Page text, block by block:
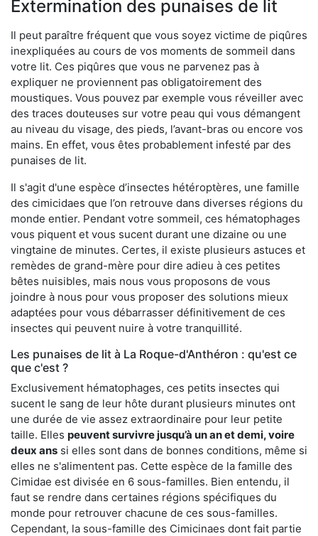
Extermination des punaises de lit
Il peut paraître fréquent que vous soyez victime de piqûres
inexpliquées au cours de vos moments de sommeil dans
votre lit. Ces piqûres que vous ne parvenez pas à
expliquer ne proviennent pas obligatoirement des
moustiques. Vous pouvez par exemple vous réveiller avec
des traces douteuses sur votre peau qui vous démangent
au niveau du visage, des pieds, l’avant-bras ou encore vos
mains. En effet, vous êtes probablement infesté par des
punaises de lit.
Il s'agit d'une espèce d’insectes hétéroptères, une famille
des cimicidaes que l’on retrouve dans diverses régions du
monde entier. Pendant votre sommeil, ces hématophages
vous piquent et vous sucent durant une dizaine ou une
vingtaine de minutes. Certes, il existe plusieurs astuces et
remèdes de grand-mère pour dire adieu à ces petites
bêtes nuisibles, mais nous vous proposons de vous
joindre à nous pour vous proposer des solutions mieux
adaptées pour vous débarrasser définitivement de ces
insectes qui peuvent nuire à votre tranquillité.
Les punaises de lit à La Roque-d'Anthéron : qu'est ce
que c'est ?
Exclusivement hématophages, ces petits insectes qui
sucent le sang de leur hôte durant plusieurs minutes ont
une durée de vie assez extraordinaire pour leur petite
taille. Elles peuvent survivre jusqu’à un an et demi, voire
deux ans si elles sont dans de bonnes conditions, même si
elles ne s'alimentent pas. Cette espèce de la famille des
Cimidae est divisée en 6 sous-familles. Bien entendu, il
faut se rendre dans certaines régions spécifiques du
monde pour retrouver chacune de ces sous-familles.
Cependant, la sous-famille des Cimicinaes dont fait partie